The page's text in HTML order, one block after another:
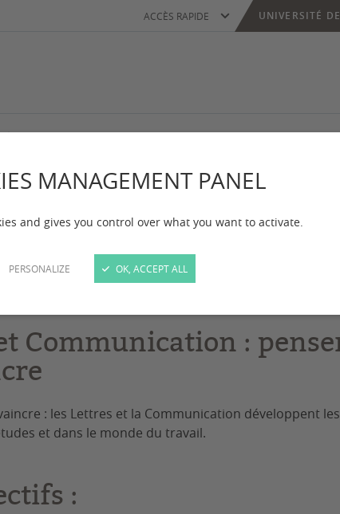
MANAGEMENT PANEL
and gives you control over what you want to activate.
PERSONALIZE OK, ACCEPT ALL
ACCÈS RAPIDE UNIVERSITÉ
Formations en Lettres et Communication
en Lettres et
Communication :
: les Lettres et la Communication développent
et dans le monde du travail.
: